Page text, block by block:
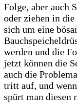
Folge, aber auch
oder ziehen in die
sich um eine
werden und die
jetzt können die
auch die
tritt auf, und
spürt man diesen